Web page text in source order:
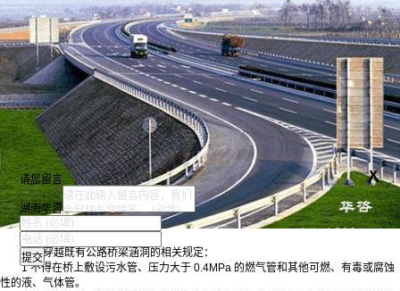
管线穿越既有公路桥梁涵洞的相关规定：
1 不得在桥上敷设污水管、压力大于 0.4MPa 的燃气管和其他可燃、有毒或腐蚀
性的液、气体管。
请您留言 x
湖南华咨